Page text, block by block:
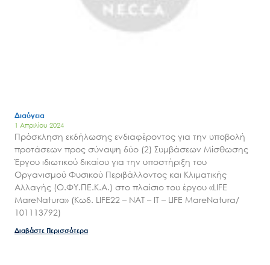
Έργα
Διαύγεια
1 Απριλίου 2024
Πρόσκληση εκδήλωσης ενδιαφέροντος για την υποβολή
προτάσεων προς σύναψη δύο (2) Συμβάσεων Μίσθωσης
Έργου ιδιωτικού δικαίου για την υποστήριξη του
Οργανισμού Φυσικού Περιβάλλοντος και Κλιματικής
Αλλαγής (Ο.ΦΥ.ΠΕ.Κ.Α.) στο πλαίσιο του έργου «LIFE
MareNatura» (Κωδ. LIFE22 – NAT – IT – LIFE MareNatura/
101113792)
Διαβάστε Περισσότερα